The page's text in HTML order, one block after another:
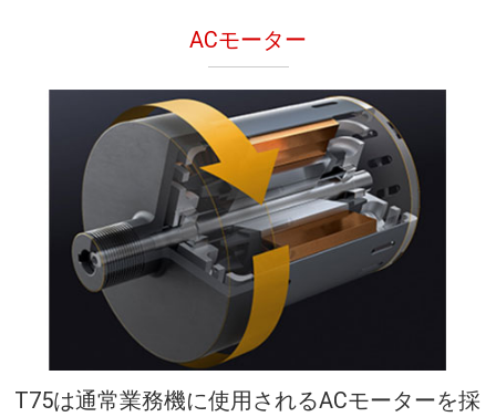
ACモーター
T75は通常業務機に使用されるACモーターを採